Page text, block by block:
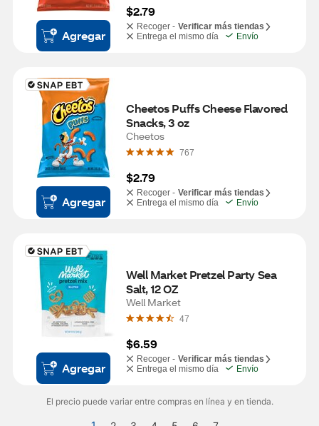
Agregar
$2.79
Recoger - Verificar más tiendas
Entrega el mismo día
Envío
Agregar
Cheetos Puffs Cheese Flavored
Snacks, 3 oz
Cheetos
767
$2.79
Recoger - Verificar más tiendas
Entrega el mismo día
Envío
Agregar
Well Market Pretzel Party Sea
Salt, 12 OZ
Well Market
47
$6.59
Recoger - Verificar más tiendas
Entrega el mismo día
Envío
El precio puede variar entre compras en línea y en tienda.